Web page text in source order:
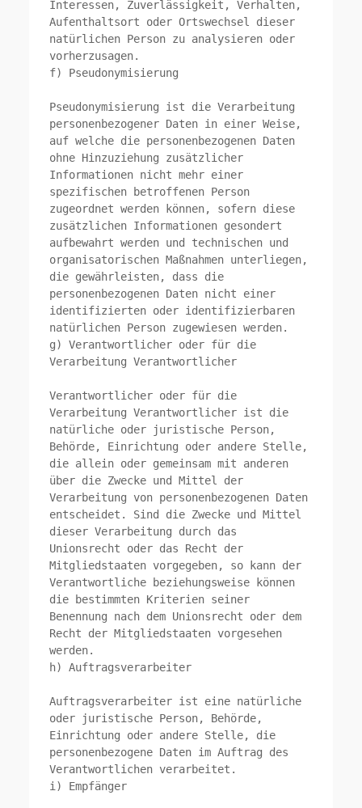
Interessen, Zuverlässigkeit, Verhalten,
Aufenthaltsort oder Ortswechsel dieser
natürlichen Person zu analysieren oder
vorherzusagen.
f) Pseudonymisierung
Pseudonymisierung ist die Verarbeitung
personenbezogener Daten in einer Weise,
auf welche die personenbezogenen Daten
ohne Hinzuziehung zusätzlicher
Informationen nicht mehr einer
spezifischen betroffenen Person
zugeordnet werden können, sofern diese
zusätzlichen Informationen gesondert
aufbewahrt werden und technischen und
organisatorischen Maßnahmen unterliegen,
die gewährleisten, dass die
personenbezogenen Daten nicht einer
identifizierten oder identifizierbaren
natürlichen Person zugewiesen werden.
g) Verantwortlicher oder für die
Verarbeitung Verantwortlicher
Verantwortlicher oder für die
Verarbeitung Verantwortlicher ist die
natürliche oder juristische Person,
Behörde, Einrichtung oder andere Stelle,
die allein oder gemeinsam mit anderen
über die Zwecke und Mittel der
Verarbeitung von personenbezogenen Daten
entscheidet. Sind die Zwecke und Mittel
dieser Verarbeitung durch das
Unionsrecht oder das Recht der
Mitgliedstaaten vorgegeben, so kann der
Verantwortliche beziehungsweise können
die bestimmten Kriterien seiner
Benennung nach dem Unionsrecht oder dem
Recht der Mitgliedstaaten vorgesehen
werden.
h) Auftragsverarbeiter
Auftragsverarbeiter ist eine natürliche
oder juristische Person, Behörde,
Einrichtung oder andere Stelle, die
personenbezogene Daten im Auftrag des
Verantwortlichen verarbeitet.
i) Empfänger